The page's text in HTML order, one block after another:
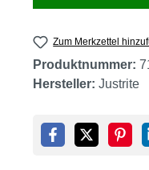
Zum Merkzettel
Produktnummer:
Hersteller: Justrite